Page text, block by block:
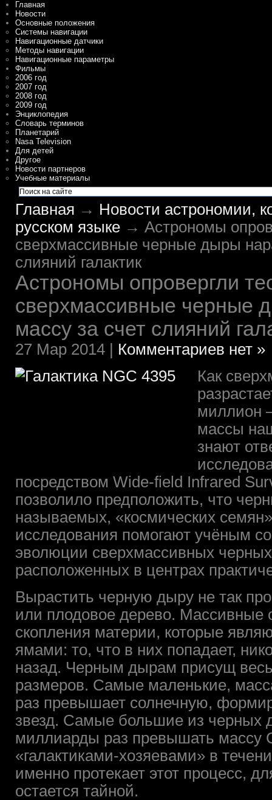
Главная
Новости
Основные положения
Системы навигации
Навигационные датчики
Методы навигации
Навигационные параметры
Фильмы
2006 год
2007 год
2008 год
2009 год
Энциклопедия
Словарь терминов
Планетарий
Nasa Television
Для детей
Другое
Новости партнеров
Учебные материалы
Главная → Новости астрономии,
русском языке → Астрономы
сверхмассивные черные дыры
слияний галактик
Астрономы опровергли
сверхмассивные черные
массу за счет слияний
27 Мар 2014 | Комментариев нет »
Как
миллион
массы
знают
посредством Wide-field Infrared
позволило предположить, что
называемых, «космических
исследования помогают учёным
эволюции сверхмассивных
расположенных в центрах
Вырастить черную дыру не так
или плодовое дерево. Массивные
скопления материи, которые
ямами: то, что в них попадает,
назад. Черным дырам присущ
размеров. Самые маленькие,
раз превышает солнечную,
звезд. Самые большие из черных
миллиарды раз превышать массу
«галактиками-хозяевами» в
именно протекает этот процесс,
остается тайной.